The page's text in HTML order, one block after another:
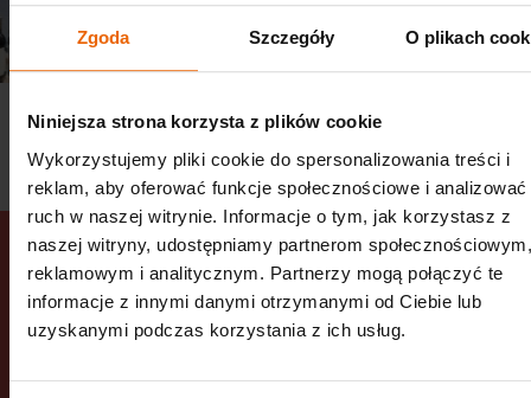
Zgoda Szczegóły O plikach
Niniejsza strona korzysta z plików cookie
Wykorzystujemy pliki cookie do spersonalizowania treści i
reklam, aby oferować funkcje społecznościowe i analizować
ruch w naszej witrynie. Informacje o tym, jak korzystasz z
naszej witryny, udostępniamy partnerom społecznościowym,
reklamowym i analitycznym. Partnerzy mogą połączyć te
informacje z innymi danymi otrzymanymi od Ciebie lub
uzyskanymi podczas korzystania z ich usług.
Stay updated